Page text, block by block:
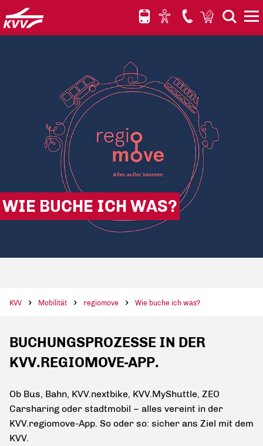
WIE BUCHE ICH WAS?
KVV Mobilität regiomove Wie buche ich was?
BUCHUNGSPROZESSE IN DER
KVV.REGIOMOVE-APP.
Ob Bus, Bahn, KVV.nextbike, KVV.MyShuttle, ZEO
Carsharing oder stadtmobil – alles vereint in der
KVV.regiomove-App. So oder so: sicher ans Ziel mit dem
KVV.